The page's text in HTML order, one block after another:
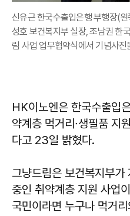
신유근 한국수출입은행 부행장(
성호 보건복지부 실장, 조남권 한
림 사업 업무협약식에서 기념사
HK이노엔은 한국수출입
약계층 먹거리∙생필품 지
다고 23일 밝혔다.
그냥드림은 보건복지부
중인 취약계층 지원 사업
국민이라면 누구나 먹거